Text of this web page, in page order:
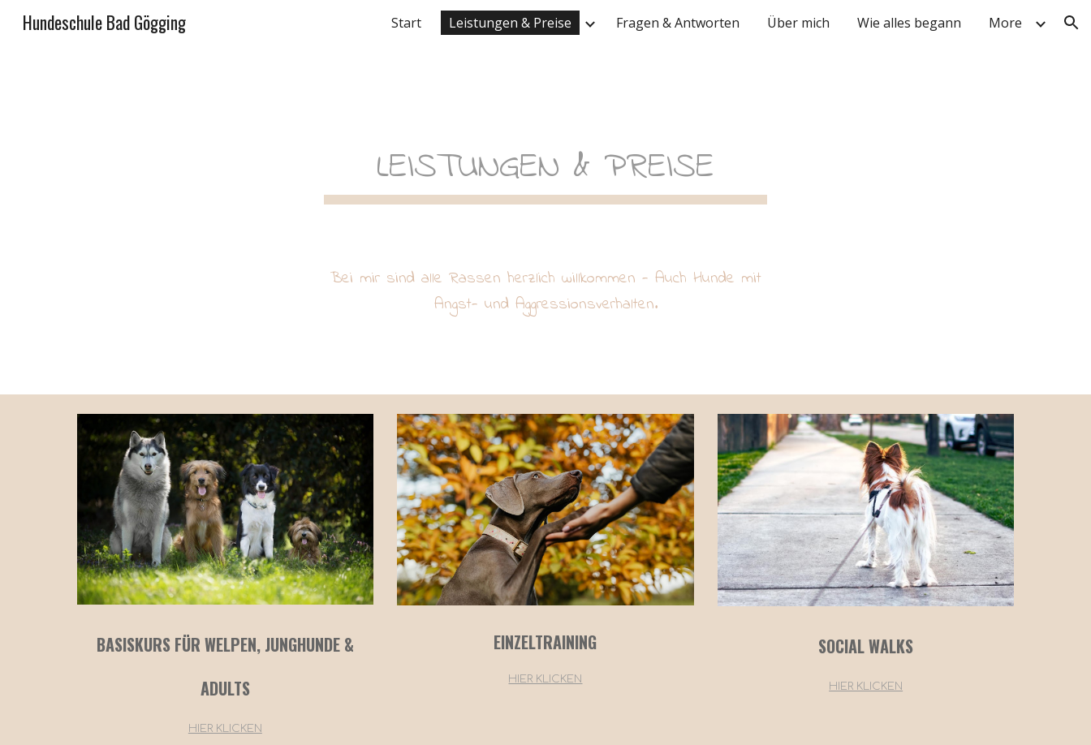
Skip to main content Skip to navigation
Hundeschule Bad Gögging Start Leistungen & Preise Fragen & Antworten Über mich Wie alles begann More
LEISTUNGEN & PREISE
Bei mir sind alle Rassen herzlich willkommen - Auch Hunde mit
Angst- und Aggressionsverhalten.
BASISKURS FÜR WELPEN, JUNGHUNDE &
ADULTS
HIER KLICKEN
EINZELTRAINING
HIER KLICKEN
SOCIAL WALKS
HIER KLICKEN